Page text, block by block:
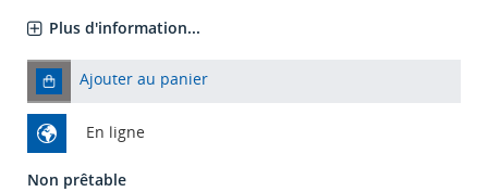
Plus d'information...
Ajouter au panier
En ligne
Non prêtable